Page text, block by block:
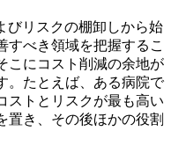
びリスクの棚卸しから始
すべき領域を把握するこ
こにコスト削減の余地が
。たとえば、ある病院で
ストとリスクが最も高い
置き、その後ほかの役割